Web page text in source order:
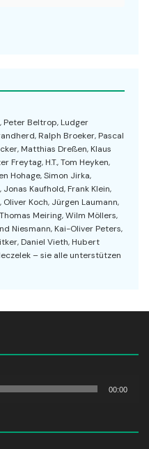
Peter Beltrop, Ludger
Ralph Broeker, Pascal
Matthias Dreßen, Klaus
Freytag, H.T., Tom Heyken,
Hohage, Simon Jirka,
Kaufhold, Frank Klein,
Koch, Jürgen Laumann,
Meiring, Wilm Möllers,
Niesmann, Kai-Oliver Peters,
Daniel Vieth, Hubert
– sie alle unterstützen
00:00